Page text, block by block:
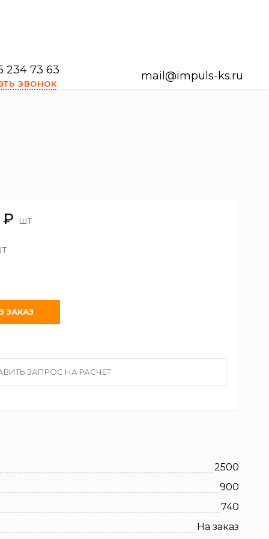
234 73 63
звонок
mail@impuls-ks.ru
2500
900
740
На заказ
₽ шт
ЗАПРОС НА РАСЧЕТ